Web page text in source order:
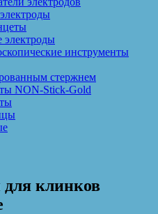
электроды
инструменты
стержнем
NON-Stick-Gold
клинков